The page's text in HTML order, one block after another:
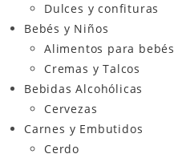
Dulces y confituras
Bebés y Niños
Alimentos para bebés
Cremas y Talcos
Bebidas Alcohólicas
Cervezas
Carnes y Embutidos
Cerdo